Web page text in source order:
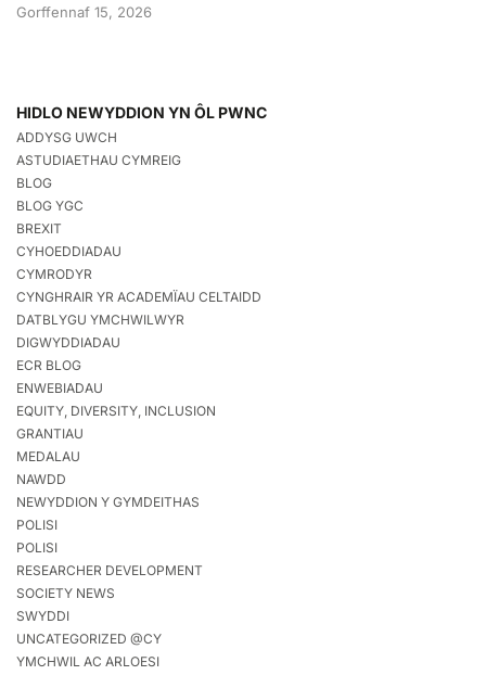
Gorffennaf 15, 2026
HIDLO NEWYDDION YN ÔL PWNC
ADDYSG UWCH
ASTUDIAETHAU CYMREIG
BLOG
BLOG YGC
BREXIT
CYHOEDDIADAU
CYMRODYR
CYNGHRAIR YR ACADEMÏAU CELTAIDD
DATBLYGU YMCHWILWYR
DIGWYDDIADAU
ECR BLOG
ENWEBIADAU
EQUITY, DIVERSITY, INCLUSION
GRANTIAU
MEDALAU
NAWDD
NEWYDDION Y GYMDEITHAS
POLISI
POLISI
RESEARCHER DEVELOPMENT
SOCIETY NEWS
SWYDDI
UNCATEGORIZED @CY
YMCHWIL AC ARLOESI